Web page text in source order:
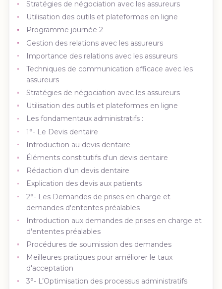
Stratégies de négociation avec les assureurs
Utilisation des outils et plateformes en ligne
Programme journée 2
Gestion des relations avec les assureurs
Importance des relations avec les assureurs
Techniques de communication efficace avec les
assureurs
Stratégies de négociation avec les assureurs
Utilisation des outils et plateformes en ligne
Les fondamentaux administratifs :
1°- Le Devis dentaire
Introduction au devis dentaire
Éléments constitutifs d'un devis dentaire
Rédaction d'un devis dentaire
Explication des devis aux patients
2°- Les Demandes de prises en charge et
demandes d'ententes préalables
Introduction aux demandes de prises en charge et
d'ententes préalables
Procédures de soumission des demandes
Meilleures pratiques pour améliorer le taux
d'acceptation
3°- L’Optimisation des processus administratifs